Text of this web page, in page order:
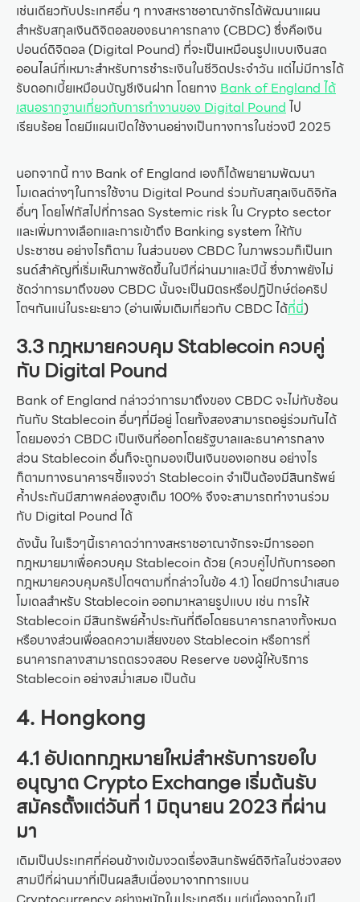
เช่นเดียวกับประเทศอื่น ๆ ทางสหราชอาณาจักรได้พัฒนาแผน
สำหรับสกุลเงินดิจิตอลของธนาคารกลาง (CBDC) ซึ่งคือเงิน
ปอนด์ดิจิตอล (Digital Pound) ที่จะเป็นเหมือนรูปแบบเงินสด
ออนไลน์ที่เหมาะสำหรับการชำระเงินในชีวิตประจำวัน แต่ไม่มีการได้
รับดอกเบี้ยเหมือนบัญชีเงินฝาก โดยทาง Bank of England ได้
เสนอรากฐานเกี่ยวกับการทำงานของ Digital Poundไป
เรียบร้อย โดยมีแผนเปิดใช้งานอย่างเป็นทางการในช่วงปี 2025
นอกจากนี้ ทาง Bank of England เองก็ได้พยายามพัฒนา
โมเดลต่างๆในการใช้งาน Digital Pound ร่วมกับสกุลเงินดิจิทัล
อื่นๆ โดยโฟกัสไปที่การลด Systemic risk ใน Crypto sector
และเพิ่มทางเลือกและการเข้าถึง Banking system ให้กับ
ประชาชน อย่างไรก็ตาม ในส่วนของ CBDC ในภาพรวมก็เป็นเท
รนด์สำคัญที่เริ่มเห็นภาพชัดขึ้นในปีที่ผ่านมาและปีนี้ ซึ่งภาพยังไม่
ชัดว่าการมาถึงของ CBDC นั้นจะเป็นมิตรหรือปฏิปักษ์ต่อคริป
โตฯกันแน่ในระยะยาว (อ่านเพิ่มเติมเกี่ยวกับ CBDC ได้ที่นี่)
3.3 กฎหมายควบคุม Stablecoin ควบคู่
กับ Digital Pound
Bank of England กล่าวว่าการมาถึงของ CBDC จะไม่ทับซ้อน
กันกับ Stablecoin อื่นๆที่มีอยู่ โดยทั้งสองสามารถอยู่ร่วมกันได้
โดยมองว่า CBDC เป็นเงินที่ออกโดยรัฐบาลและธนาคารกลาง
ส่วน Stablecoin อื่นก็จะถูกมองเป็นเงินของเอกชน อย่างไร
ก็ตามทางธนาคารฯชี้แจงว่า Stablecoin จำเป็นต้องมีสินทรัพย์
ค้ำประกันมีสภาพคล่องสูงเต็ม 100% จึงจะสามารถทำงานร่วม
กับ Digital Pound ได้
ดังนั้น ในเร็วๆนี้เราคาดว่าทางสหราชอาณาจักรจะมีการออก
กฎหมายมาเพื่อควบคุม Stablecoin ด้วย (ควบคู่ไปกับการออก
กฎหมายควบคุมคริปโตฯตามที่กล่าวในข้อ 4.1) โดยมีการนำเสนอ
โมเดลสำหรับ Stablecoin ออกมาหลายรูปแบบ เช่น การให้
Stablecoin มีสินทรัพย์ค้ำประกันที่ถือโดยธนาคารกลางทั้งหมด
หรือบางส่วนเพื่อลดความเสี่ยงของ Stablecoin หรือการที่
ธนาคารกลางสามารถตรวจสอบ Reserve ของผู้ให้บริการ
Stablecoin อย่างสม่ำเสมอ เป็นต้น
4. Hongkong
4.1 อัปเดทกฎหมายใหม่สำหรับการขอใบ
อนุญาต Crypto Exchange เริ่มต้นรับ
สมัครตั้งแต่วันที่ 1 มิถุนายน 2023 ที่ผ่าน
มา
เดิมเป็นประเทศที่ค่อนข้างเข้มงวดเรื่องสินทรัพย์ดิจิทัลในช่วงสอง
สามปีที่ผ่านมาที่เป็นผลสืบเนื่องมาจากการแบน